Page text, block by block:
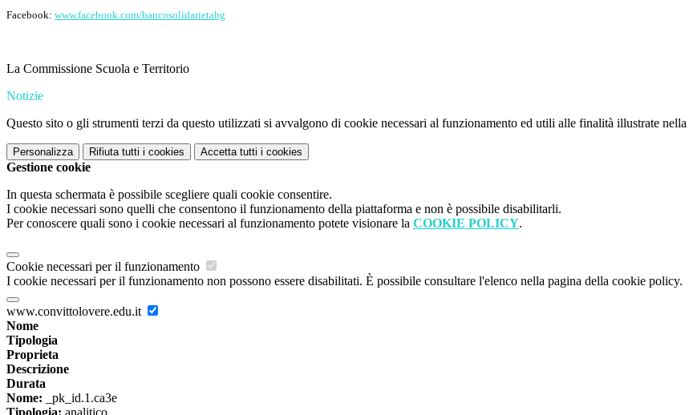
Facebook: www.facebook.com/bancosolidarietabg
La Commissione Scuola e Territorio
Notizie
Questo sito o gli strumenti terzi da questo utilizzati si avvalgono di cookie necessari al funzionamento ed utili alle finalità illustrate nella
Personalizza Rifiuta tutti i cookies Accetta tutti i cookies
Gestione cookie
In questa schermata è possibile scegliere quali cookie consentire.
I cookie necessari sono quelli che consentono il funzionamento della piattaforma e non è possibile disabilitarli.
Per conoscere quali sono i cookie necessari al funzionamento potete visionare la COOKIE POLICY.
Cookie necessari per il funzionamento
I cookie necessari per il funzionamento non possono essere disabilitati. È possibile consultare l'elenco nella pagina della cookie policy.
www.convittolovere.edu.it
Nome
Tipologia
Proprieta
Descrizione
Durata
Nome: _pk_id.1.ca3e